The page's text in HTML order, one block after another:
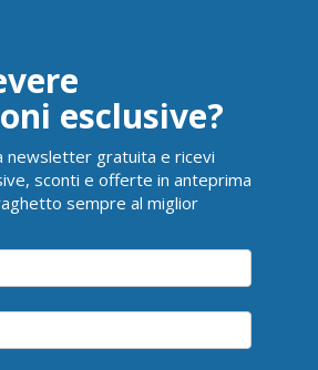
esclusive?
newsletter gratuita e ricevi
sconti e offerte in anteprima
sempre al miglior